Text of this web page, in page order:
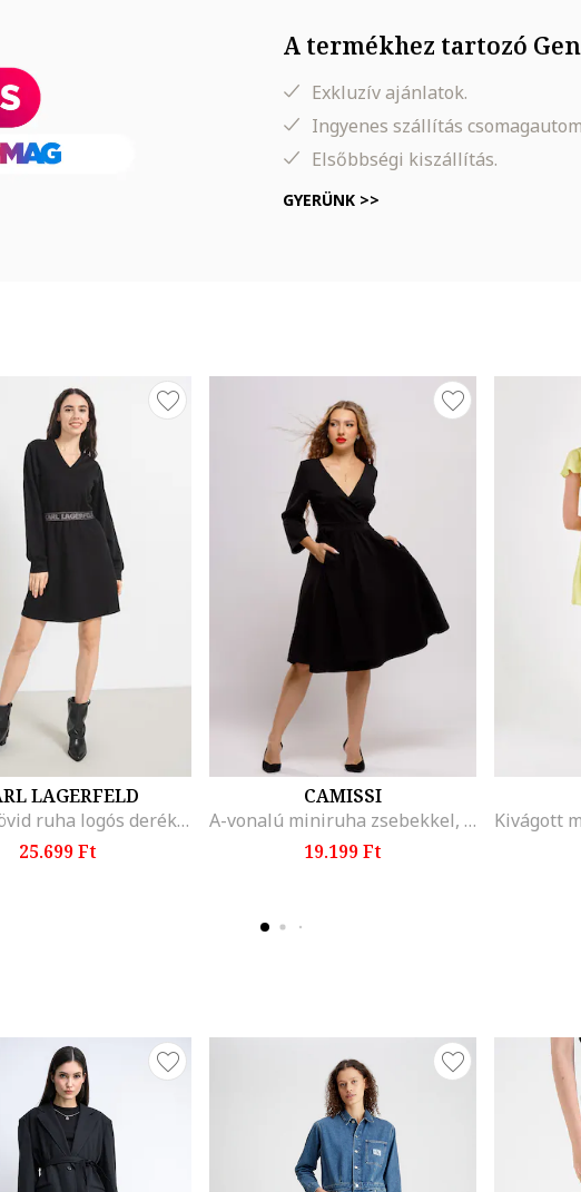
A termékhez tartozó
Exkluzív ajánlatok.
Ingyenes szállítás
Elsőbbségi kiszállítás.
GYERÜNK >>
LAGERFELD
Bővülő rövid ruha logós derékrésszel, Fekete
25.699 Ft
CAMISSI
A-vonalú miniruha zsebekkel, Fekete
19.199 Ft
Kivágott